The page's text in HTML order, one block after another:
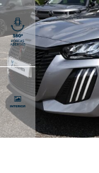
g
a
t
i
o
n